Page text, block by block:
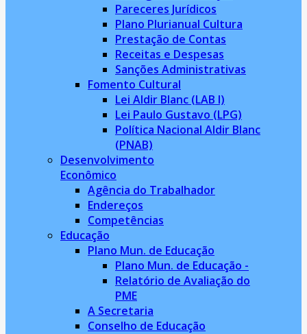
Pareceres Jurídicos
Plano Plurianual Cultura
Prestação de Contas
Receitas e Despesas
Sanções Administrativas
Fomento Cultural
Lei Aldir Blanc (LAB I)
Lei Paulo Gustavo (LPG)
Política Nacional Aldir Blanc
(PNAB)
Desenvolvimento
Econômico
Agência do Trabalhador
Endereços
Competências
Educação
Plano Mun. de Educação
Plano Mun. de Educação -
Relatório de Avaliação do
PME
A Secretaria
Conselho de Educação